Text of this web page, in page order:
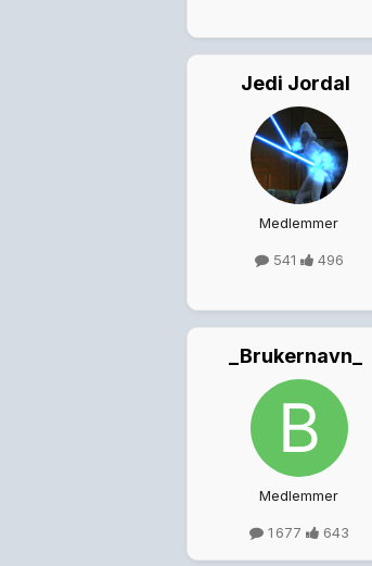
Jedi Jordal
Medlemmer
541 496
_Brukernavn_
Medlemmer
1 677 643